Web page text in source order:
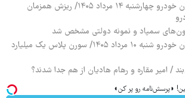
قیمت محصولات ایران خودرو چهارشنبه ۱۴ مرداد ۱۴۰۵/ ریزش همزمان
سمپاد و نمونه دولتی مشخص شد
قیمت محصولات ایران خودرو شنبه ۱۰ مرداد ۱۴۰۵/ سورن پلاس یک میلیارد
/ امیر مقاره و رهام هادیان از هم جدا شدند؟
◗پرسش‌نامه رو پر کن◖